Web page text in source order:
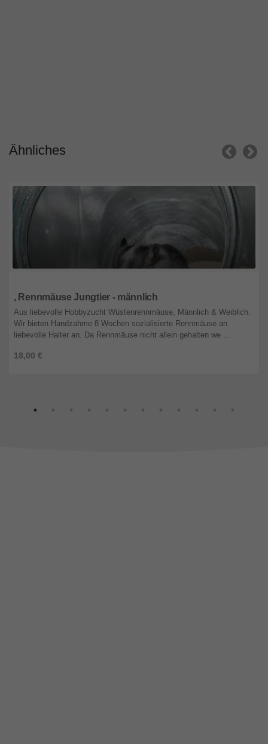
Ähnliches
, Rennmäuse Jungtier - männlich
18,00 €
Aus liebevolle Hobbyzucht Wüstenrennmäuse, Männlich & Weiblich.
Wir bieten Handzahme 8 Wochen sozialisierte Rennmäuse an
liebevolle Halter an. Da Rennmäuse nicht allein gehalten we ...